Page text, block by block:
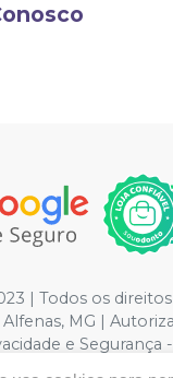
| Todos os
MG |
e
do Carrinho de